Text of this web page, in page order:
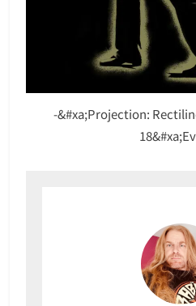
-&#xa;Projection: